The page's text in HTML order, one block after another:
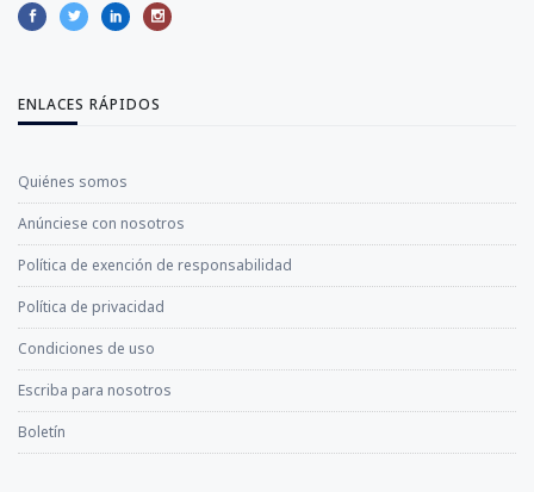
ENLACES RÁPIDOS
Quiénes somos
Anúnciese con nosotros
Política de exención de responsabilidad
Política de privacidad
Condiciones de uso
Escriba para nosotros
Boletín